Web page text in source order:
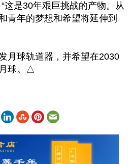
这是30年艰巨挑战的产物。从
青年的梦想和希望将延伸到
月球轨道器，并希望在2030